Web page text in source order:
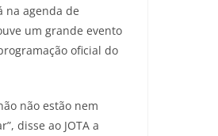
na agenda de
um grande evento
oficial do
não estão nem
disse ao JOTA a